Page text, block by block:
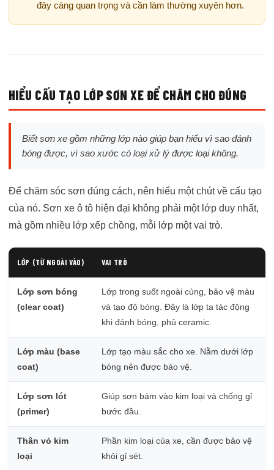
đây càng quan trọng và cần làm thường xuyên hơn.
HIỂU CẤU TẠO LỚP SƠN XE ĐỂ CHĂM CHO ĐÚNG
Biết sơn xe gồm những lớp nào giúp bạn hiểu vì sao đánh
bóng được, vì sao xước có loại xử lý được loại không.
Để chăm sóc sơn đúng cách, nên hiểu một chút về cấu tạo
của nó. Sơn xe ô tô hiện đại không phải một lớp duy nhất,
mà gồm nhiều lớp xếp chồng, mỗi lớp một vai trò.
LỚP (TỪ NGOÀI VÀO) VAI TRÒ
Lớp sơn bóng
(clear coat)
Lớp trong suốt ngoài cùng, bảo vệ màu
và tạo độ bóng. Đây là lớp ta tác động
khi đánh bóng, phủ ceramic.
Lớp màu (base
coat)
Lớp tạo màu sắc cho xe. Nằm dưới lớp
bóng nên được bảo vệ.
Lớp sơn lót
(primer)
Giúp sơn bám vào kim loại và chống gỉ
bước đầu.
Thân vỏ kim
loại
Phần kim loại của xe, cần được bảo vệ
khỏi gỉ sét.